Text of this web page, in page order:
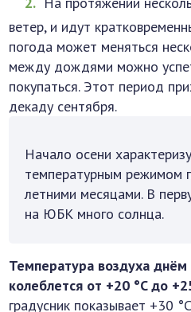
ветер, и идут
погода может меняться
между дождями можно
покупаться. Этот период
декаду сентября.
Начало осени
температурным режимом
летними месяцами. В
на ЮБК много солнца.
Температура воздуха
колеблется от +20 °C до
градусник показывает +30